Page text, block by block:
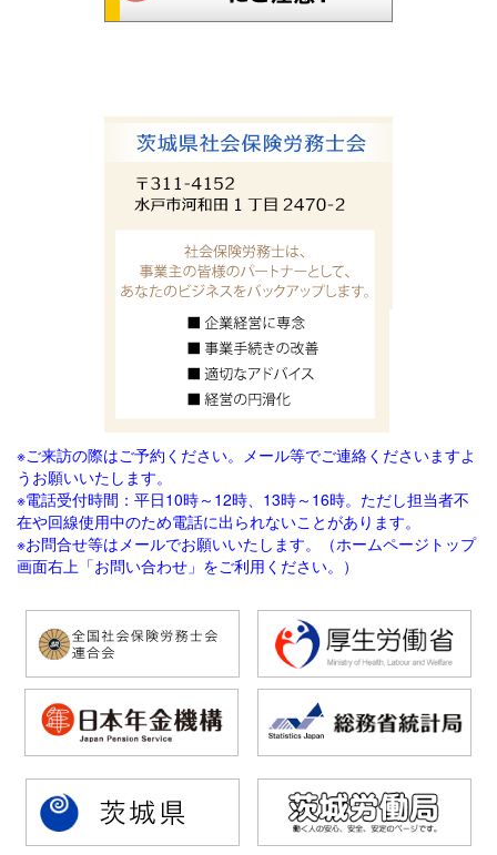
※ご来訪の際はご予約ください。メール等でご連絡くださいますよ
うお願いいたします。
※電話受付時間：平日10時～12時、13時～16時。ただし担当者不
在や回線使用中のため電話に出られないことがあります。
※お問合せ等はメールでお願いいたします。（ホームページトップ
画面右上「お問い合わせ」をご利用ください。）